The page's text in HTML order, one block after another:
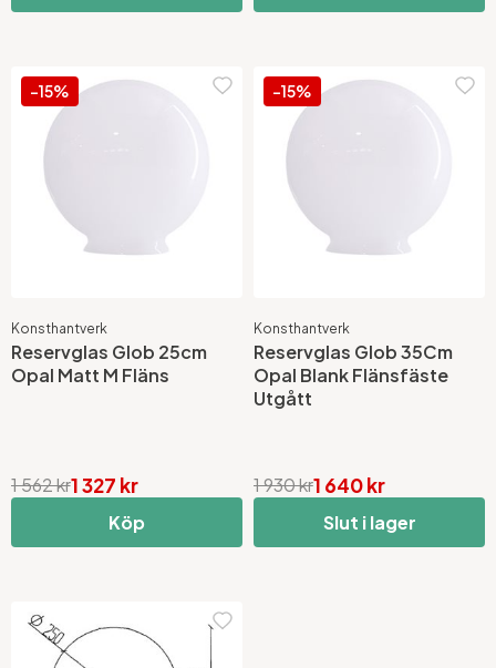
-15%
Konsthantverk
Reservglas Glob 25cm
Opal Matt M Fläns
1 327 kr
1 562 kr
Köp
-15%
Konsthantverk
Reservglas Glob 35Cm
Opal Blank Flänsfäste
Utgått
1 640 kr
1 930 kr
Slut i lager